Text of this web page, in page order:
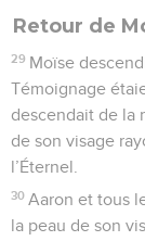
Retour de
29 Moïse
Témoignage
descendait de la
de son visage
l’Éternel.
30 Aaron et tous
la peau de son